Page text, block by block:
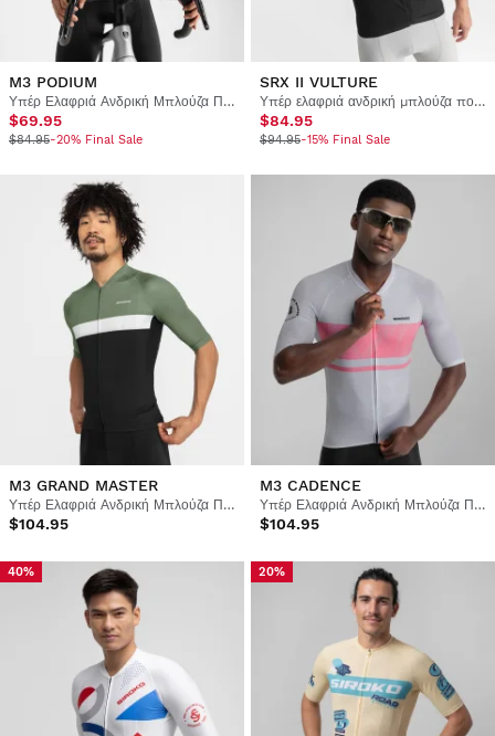
M3 PODIUM
Υπέρ Ελαφριά Ανδρική Μπλούζα Ποδηλασίας
$69.95
$84.95-20% Final Sale
SRX II VULTURE
Υπέρ ελαφριά ανδρική μπλούζα ποδηλασίας
$84.95
$94.95-15% Final Sale
M3 GRAND MASTER
Υπέρ Ελαφριά Ανδρική Μπλούζα Ποδηλασίας
$104.95
M3 CADENCE
Υπέρ Ελαφριά Ανδρική Μπλούζα Ποδηλασίας
$104.95
40% 20%